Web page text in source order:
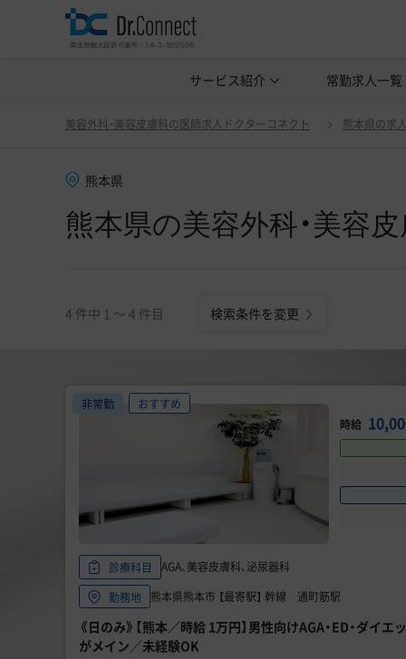
サービス紹介 常勤求人一覧
美容クリニック見学・研修情報 美容外科・
美容外科・美容皮膚科の医師求人ドクターコネクト 熊本県の求
熊本県
熊本県の美容外科・美容
4 件中 1 〜 4 件目 検索条件を変更
熊本県の美容外科・美容皮膚科の医師求人(非常勤・アル
非常勤
おすすめ
時給
診療科目
AGA、美容皮膚科、泌尿器科
勤務地
熊本県熊本市 【最寄駅】 幹線 通町筋駅
《日のみ》【熊本／時給 1万円】男性向けAGA・ED・ダイ
がメイン／未経験OK